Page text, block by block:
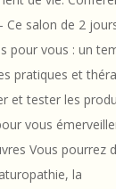
Ce salon de 2
pour vous : un
pratiques et
et tester les
vous
Vous pourrez
la